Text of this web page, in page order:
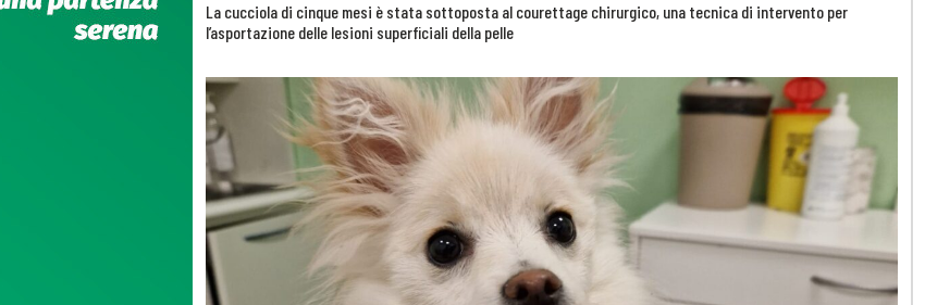
La cucciola di cinque mesi è stata sottoposta al courettage chirurgico, una tecnica di intervento per
l’asportazione delle lesioni superficiali della pelle